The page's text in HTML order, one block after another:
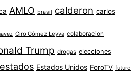
AMLO brasil calderon carlos
Ciro Gómez Leyva colaboracion
Trump drogas elecciones
estados Estados Unidos ForoTV futuro